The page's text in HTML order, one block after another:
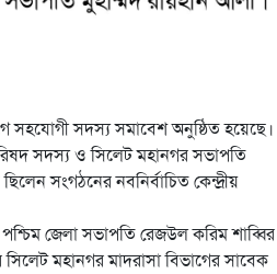
সহযোগী সদস্য সমাবেশ অনুষ্ঠিত হয়েছে।
সদস্য ও সিলেট মহানগর সভাপতি
সংগঠনের নবনির্বাচিত কেন্দ্রীয়
জেলা সভাপতি রেজউল করিম শাব্বির
মহানগর মাদরাসা বিভাগের সাবেক